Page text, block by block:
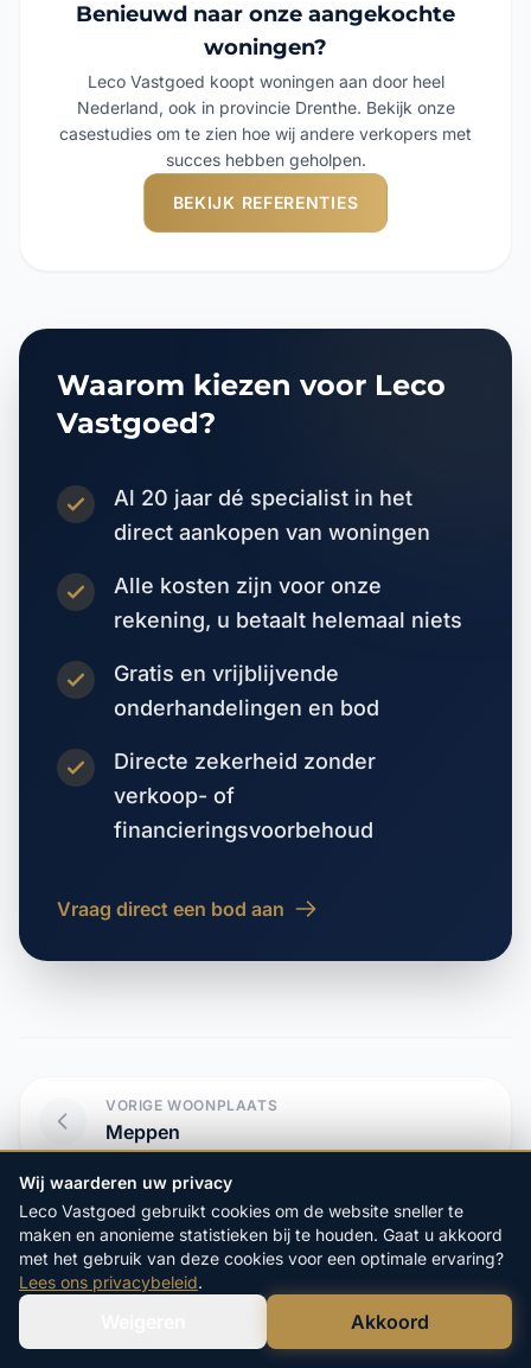
Benieuwd naar onze aangekochte
woningen?
Leco Vastgoed koopt woningen aan door heel
Nederland, ook in provincie Drenthe. Bekijk onze
casestudies om te zien hoe wij andere verkopers met
succes hebben geholpen.
BEKIJK REFERENTIES
Waarom kiezen voor Leco
Vastgoed?
Al 20 jaar dé specialist in het
direct aankopen van woningen
Alle kosten zijn voor onze
rekening, u betaalt helemaal niets
Gratis en vrijblijvende
onderhandelingen en bod
Directe zekerheid zonder
verkoop- of
financieringsvoorbehoud
Vraag direct een bod aan
VORIGE WOONPLAATS
Meppen
VOLGENDE WOONPLAATS
Middendorp
Start hier uw vrijblijvendeBel Ons Direct
Wij waarderen uw privacy
Leco Vastgoed gebruikt cookies om de website sneller te
maken en anonieme statistieken bij te houden. Gaat u akkoord
met het gebruik van deze cookies voor een optimale ervaring?
Lees ons privacybeleid.
Akkoord